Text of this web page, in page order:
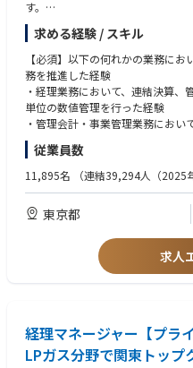
＜キャリアパス＞
部内で経験や知識を重ねた上、同
ジメントを担当する、あるいは部
コンプライアンス）を担当した
ス担当者として赴任する可能性もあ
本社・事業部門の企画業務等、
ながらキャリアパスを考えます。
また、業務遂行能力、英語力が
ば、米国ロースクールへ留学する
業務の都合等により、会社の指示
す。
す。
四半期毎の業務サイクルとなるた
していきます。
全社業績管理（全社数値の取り
務にも、積極的に関与頂く予定です
【配属組織】財務経理部 業績管
〇東京：直属（2名）、業績管理
名）、資金決済グループ（14名）
〇神戸：決算グループ（18名）、
ントグループ（3名）、会計グルー
・管理職3名、担当者2名
ーテにより、業績管理を中心とし
リアが考えられます。
求める経験 / スキル
【必須】以下の何れかの業務に
務を推進した経験
・経理業務において、連結決算
単位の数値管理を行った経験
・管理会計・事業管理業務におい
を行った経験
・経営企画・事業企画業務におい
った経験
【歓迎】
・経営層やマネジメント向けのレ
・全社または複数事業に係る業績
・BIツール等を活用した分析・可
管理部門において、全社または複
析、経営レポート作成等の実務経
従業員数
11,895名 （連結39,294人（2025
東京都
求人
経理マネージャー【プラ
LPガス分野で関東トップ